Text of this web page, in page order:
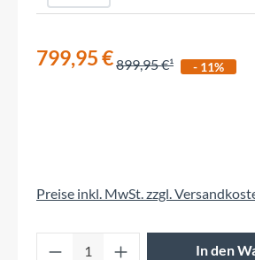
799,95 €899,95 € - 11%
Preise inkl. MwSt. zzgl.
Produkt Anzahl: GibIn den